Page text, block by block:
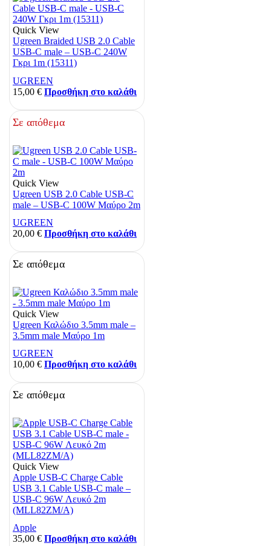
Quick View
Ugreen Braided USB 2.0 Cable
USB-C male – USB-C 240W
Γκρι 1m (15311)
UGREEN
15,00 € Προσθήκη στο καλάθι
Σε απόθεμα
Quick View
Ugreen USB 2.0 Cable USB-C
male – USB-C 100W Μαύρο 2m
UGREEN
20,00 € Προσθήκη στο καλάθι
Σε απόθεμα
Quick View
Ugreen Καλώδιο 3.5mm male –
3.5mm male Μαύρο 1m
UGREEN
10,00 € Προσθήκη στο καλάθι
Σε απόθεμα
Quick View
Apple USB-C Charge Cable
USB 3.1 Cable USB-C male –
USB-C 96W Λευκό 2m
(MLL82ZM/A)
Apple
35,00 € Προσθήκη στο καλάθι